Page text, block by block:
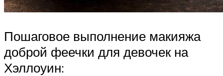
Пошаговое выполнение макияжа
доброй феечки для девочек на
Хэллоуин: